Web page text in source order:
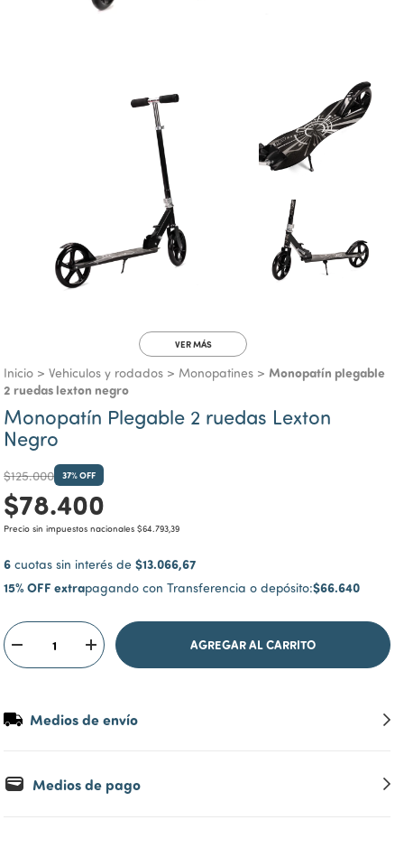
VER MÁS
Inicio > Vehiculos y rodados > Monopatines > Monopatín plegable
2 ruedas lexton negro
Monopatín Plegable 2 ruedas Lexton
Negro
$125.000 37% OFF
$78.400
Precio sin impuestos nacionales $64.793,39
6 cuotas sin interés de $13.066,67
15% OFF extrapagando con Transferencia o depósito:$66.640
Medios de envío
Medios de pago